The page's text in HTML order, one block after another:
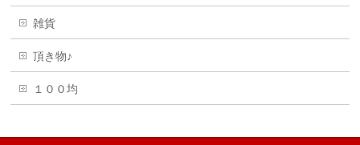
雑貨
頂き物♪
１００均